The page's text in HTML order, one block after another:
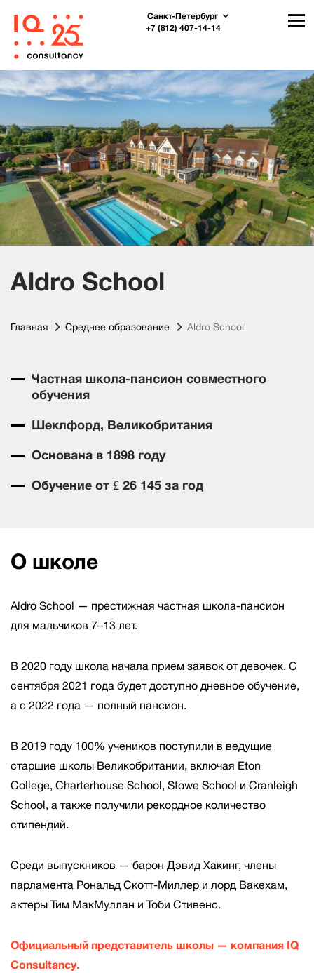
Санкт-Петербург
+7 (812) 407-14-14
Aldro School
Главная Среднее образование Aldro School
Частная школа-пансион совместного
обучения
Шеклфорд, Великобритания
Основана в 1898 году
Обучение от £ 26 145 за год
О школе
Aldro School — престижная частная школа-пансион
для мальчиков 7–13 лет.
В 2020 году школа начала прием заявок от девочек. С
сентября 2021 года будет доступно дневное обучение,
а с 2022 года — полный пансион.
В 2019 году 100% учеников поступили в ведущие
старшие школы Великобритании, включая Eton
College, Charterhouse School, Stowe School и Cranleigh
School, а также получили рекордное количество
стипендий.
Среди выпускников — барон Дэвид Хакинг, члены
парламента Рональд Скотт-Миллер и лорд Вакехам,
актеры Тим МакМуллан и Тоби Стивенс.
Официальный представитель школы — компания IQ
Сonsultancy.